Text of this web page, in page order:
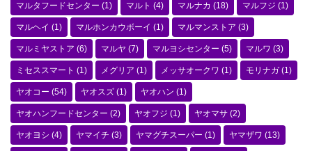
マルタフードセンター (1) マルト (4) マルナカ (18) マルフジ (1)
マルヘイ (1) マルホンカウボーイ (1) マルマンストア (3)
マルミヤストア (6) マルヤ (7) マルヨシセンター (5) マルワ (3)
ミセススマート (1) メグリア (1) メッサオークワ (1) モリナガ (1)
ヤオコー (54) ヤオスズ (1) ヤオハン (1)
ヤオハンフードセンター (2) ヤオフジ (1) ヤオマサ (2)
ヤオヨシ (4) ヤマイチ (3) ヤマグチスーパー (1) ヤマザワ (13)